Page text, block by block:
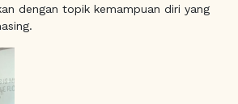
dengan topik kemampuan diri yang